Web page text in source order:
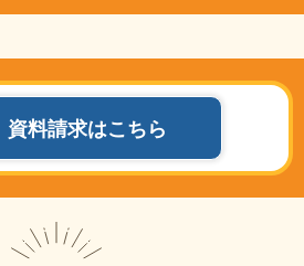
資料請求はこちら